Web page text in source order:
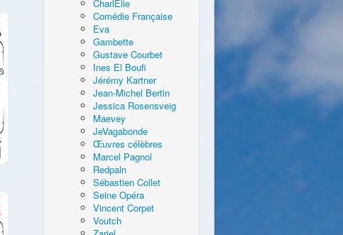
CharlElie
Comédie Française
Eva
Gambette
Gustave Courbet
Ines El Boufi
Jérémy Kartner
Jean-Michel Bertin
Jessica Rosensveig
Maevey
JeVagabonde
Œuvres célèbres
Marcel Pagnol
Redpaln
Sébastien Collet
Seine Opéra
Vincent Corpet
Voutch